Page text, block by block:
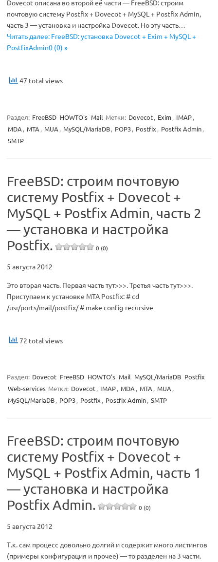
Dovecot описана во второй её части — FreeBSD: строим
почтовую систему Postfix + Dovecot + MySQL + Postfix Admin,
часть 3 — установка и настройка Dovecot. Но эту часть…
Читать далее: FreeBSD: установка Dovecot + Exim + MySQL +
PostfixAdmin0 (0) »
47 total views
Раздел: FreeBSD HOWTO's Mail Метки: Dovecot, Exim, IMAP,
MDA , MTA , MUA , MySQL/MariaDB, POP3, Postfix , Postfix Admin,
SMTP
FreeBSD: строим почтовую
систему Postfix + Dovecot +
MySQL + Postfix Admin, часть 2
— установка и настройка
Postfix.
0 (0)
5 августа 2012
Это вторая часть. Первая часть тут>>>. Третья часть тут>>>.
Приступаем к установке MTA Postfix: # cd
/usr/ports/mail/postfix/ # make config-recursive
72 total views
Раздел: Dovecot FreeBSD HOWTO's Mail MySQL/MariaDB Postfix
Web-services Метки: Dovecot, IMAP, MDA , MTA , MUA ,
MySQL/MariaDB, POP3, Postfix , Postfix Admin, SMTP
FreeBSD: строим почтовую
систему Postfix + Dovecot +
MySQL + Postfix Admin, часть 1
— установка и настройка
Postfix Admin.
0 (0)
5 августа 2012
Т.к. сам процесс довольно долгий и содержит много листингов
(примеры конфигурация и прочее) — то разделен на 3 части.